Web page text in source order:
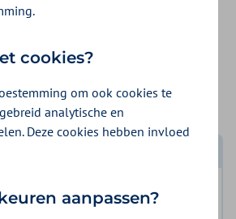
van:
vergoeding en voorwaarden
cookies?
om ook cookies te
analytische en
Deze cookies hebben invloed
aanpassen?